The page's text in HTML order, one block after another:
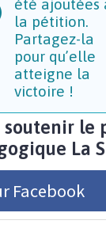
été ajoutées
la pétition.
Partagez-la
pour qu’elle
atteigne la
victoire !
soutenir le
La
Facebook